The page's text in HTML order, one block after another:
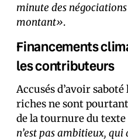
minute des
montant».
Financements
les contributeurs
Accusés d’avoir
riches ne sont
de la tournure du texte
n’est pas ambitieux,